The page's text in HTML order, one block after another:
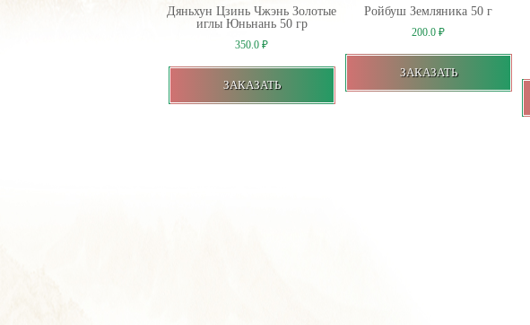
Дяньхун Цзинь Чжэнь Золотые
иглы Юньнань 50 гр
350.0₽
ЗАКАЗАТЬ
Ройбуш Земляника 50 г
200.0₽
ЗАКАЗАТЬ